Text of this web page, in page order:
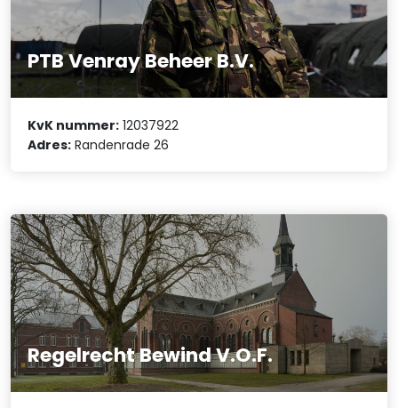
PTB Venray Beheer B.V.
KvK nummer: 12037922
Adres: Randenrade 26
Regelrecht Bewind V.O.F.